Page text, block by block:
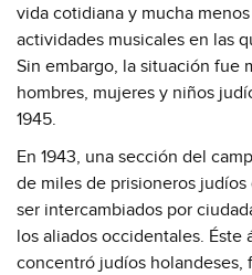
vida cotidiana y mucha
actividades musicales en las
Sin embargo, la situación fue
hombres, mujeres y niños
1945.
En 1943, una sección del
de miles de prisioneros
ser intercambiados por
los aliados occidentales.
concentró judíos holandeses,